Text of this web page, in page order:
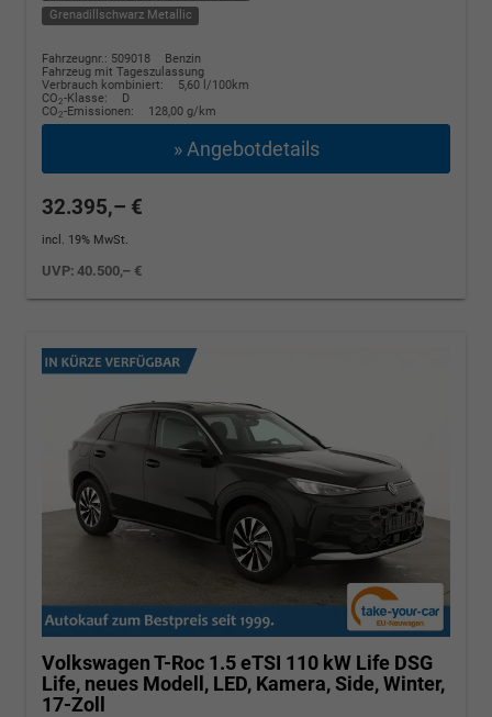
Grenadillschwarz Metallic
Fahrzeugnr.: 509018
Benzin
Fahrzeug mit Tageszulassung
Verbrauch kombiniert:
5,60 l/100km
CO2-Klasse:
D
CO2-Emissionen: 128,00 g/km
» Angebotdetails
32.395,– €
incl. 19% MwSt.
UVP:40.500,– €
Volkswagen T-Roc 1.5 eTSI 110 kW Life DSG
Life, neues Modell, LED, Kamera, Side, Winter,
17-Zoll